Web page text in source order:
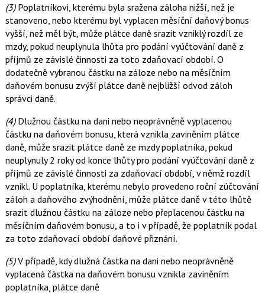
(3)Poplatníkovi, kterému byla sražena záloha nižší, než je
stanoveno, nebo kterému byl vyplacen měsíční daňový bonus
vyšší, než měl být, může plátce daně srazit vzniklý rozdíl ze
mzdy, pokud neuplynula lhůta pro podání vyúčtování daně z
příjmů ze závislé činnosti za toto zdaňovací období. O
dodatečně vybranou částku na záloze nebo na měsíčním
daňovém bonusu zvýší plátce daně nejbližší odvod záloh
správci daně.
(4)Dlužnou částku na dani nebo neoprávněně vyplacenou
částku na daňovém bonusu, která vznikla zaviněním plátce
daně, může srazit plátce daně ze mzdy poplatníka, pokud
neuplynuly 2 roky od konce lhůty pro podání vyúčtování daně z
příjmů ze závislé činnosti za zdaňovací období, v němž rozdíl
vznikl. U poplatníka, kterému nebylo provedeno roční zúčtování
záloh a daňového zvýhodnění, může plátce daně v této lhůtě
srazit dlužnou částku na záloze nebo přeplacenou částku na
měsíčním daňovém bonusu, a to i v případě, že poplatník podal
za toto zdaňovací období daňové přiznání.
(5)V případě, kdy dlužná částka na dani nebo neoprávněně
vyplacená částka na daňovém bonusu vznikla zaviněním
poplatníka, plátce daně